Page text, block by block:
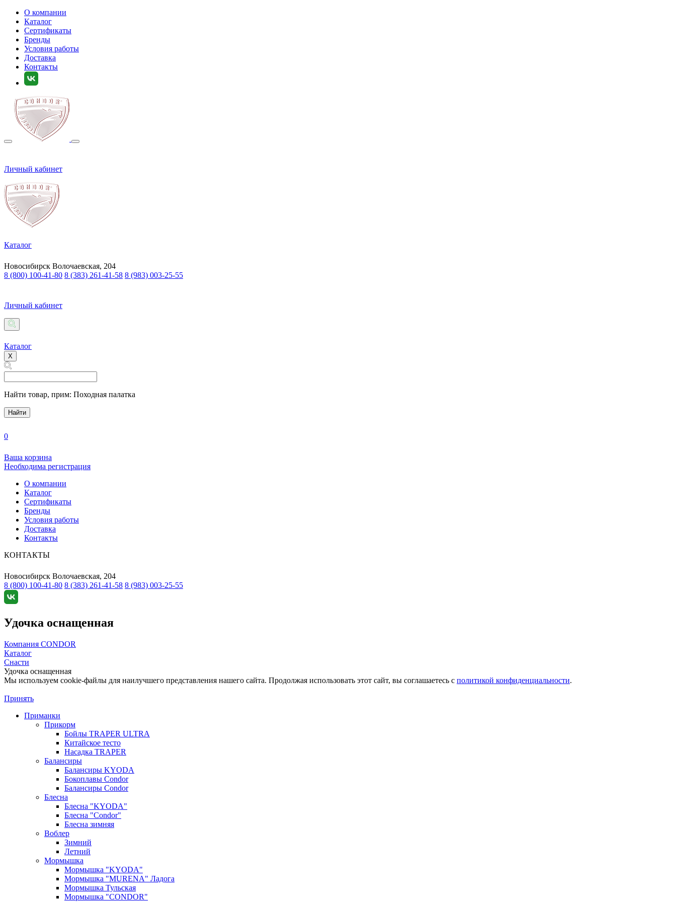
О компании
Каталог
Сертификаты
Бренды
Условия работы
Доставка
Контакты
Личный кабинет
Каталог
Новосибирск Волочаевская, 204
8 (800) 100-41-80 8 (383) 261-41-58 8 (983) 003-25-55
Личный кабинет
Каталог
X
Найти товар, прим: Походная палатка
Найти
0
Ваша корзина
Необходима регистрация
О компании
Каталог
Сертификаты
Бренды
Условия работы
Доставка
Контакты
КОНТАКТЫ
Новосибирск Волочаевская, 204
8 (800) 100-41-80 8 (383) 261-41-58 8 (983) 003-25-55
Удочка оснащенная
Компания CONDOR
Каталог
Снасти
Удочка оснащенная
Мы используем cookie-файлы для наилучшего представления нашего сайта. Продолжая использовать этот сайт, вы соглашаетесь c политикой конфиденциальности.
Принять
Приманки
Прикорм
Бойлы TRAPER ULTRA
Китайское тесто
Насадка TRAPER
Балансиры
Балансиры KYODA
Бокоплавы Condor
Балансиры Condor
Блесна
Блесна "KYODA"
Блесна "Condor"
Блесна зимняя
Воблер
Зимний
Летний
Мормышка
Мормышка "KYODA"
Мормышка "MURENA" Ладога
Мормышка Тульская
Мормышка "CONDOR"